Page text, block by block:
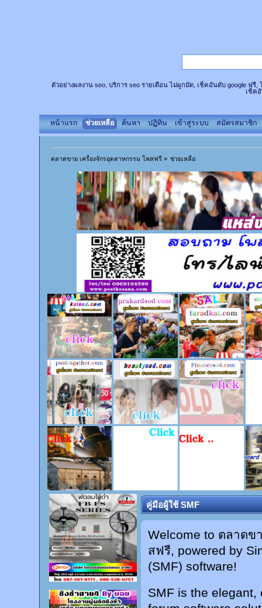
ตัวอย่างผลงาน seo, บริการ seo รายเดือน ไม่ผูกมัด, เช็คอันดับ google ฟรี,
เช็ค
หน้าแรก ช่วยเหลือ ค้นหา ปฏิทิน เข้าสู่ระบบ สมัครสมาชิก
ตลาดขาย เครื่องจักรอุตสาหกรรม โพสฟรี» ช่วยเหลือ
คู่มือผู้ใช้ SMF
Welcome to ตลาดข
สฟรี, powered by
(SMF) software!
SMF is the elegant,